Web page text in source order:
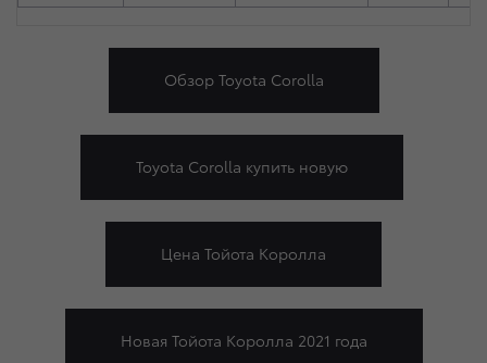
Обзор Toyota Corolla
Toyota Corolla купить новую
Цена Тойота Королла
Новая Тойота Королла 2021 года